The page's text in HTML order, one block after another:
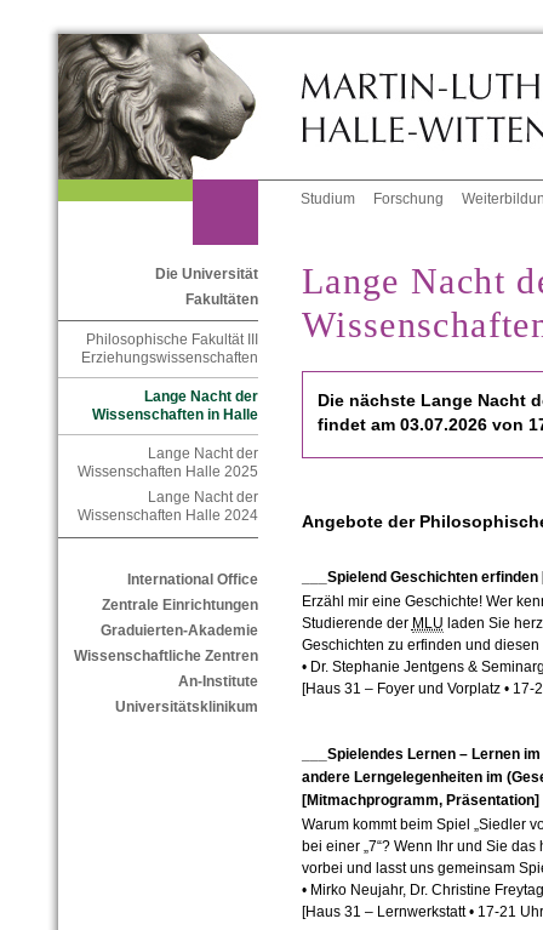
Studium Forschung
Die Universität
Fakultäten
Philosophische Fakultät III
Erziehungswissenschaften
Lange Nacht der
Wissenschaften in Halle
Lange Nacht der
Wissenschaften Halle 2025
Lange Nacht der
Wissenschaften Halle 2024
International Office
Zentrale Einrichtungen
Graduierten-Akademie
Wissenschaftliche Zentren
An-Institute
Universitätsklinikum
Lange Nacht
Die nächste Lange Nacht
findet am 03.07.2026 von
Angebote der
___Spielend Geschichten
Erzähl mir eine Geschichte! Wer
Studierende der MLU laden Sie
Geschichten zu erfinden und
• Dr. Stephanie Jentgens &
[Haus 31 – Foyer und Vorplatz • 17-
___Spielendes Lernen – Lernen
andere Lerngelegenheiten im
[Mitmachprogramm, Präsentation]
Warum kommt beim Spiel „Siedler
bei einer „7“? Wenn Ihr und Sie
vorbei und lasst uns gemeinsam
• Mirko Neujahr, Dr. Christine
[Haus 31 – Lernwerkstatt• 17-21 Uhr